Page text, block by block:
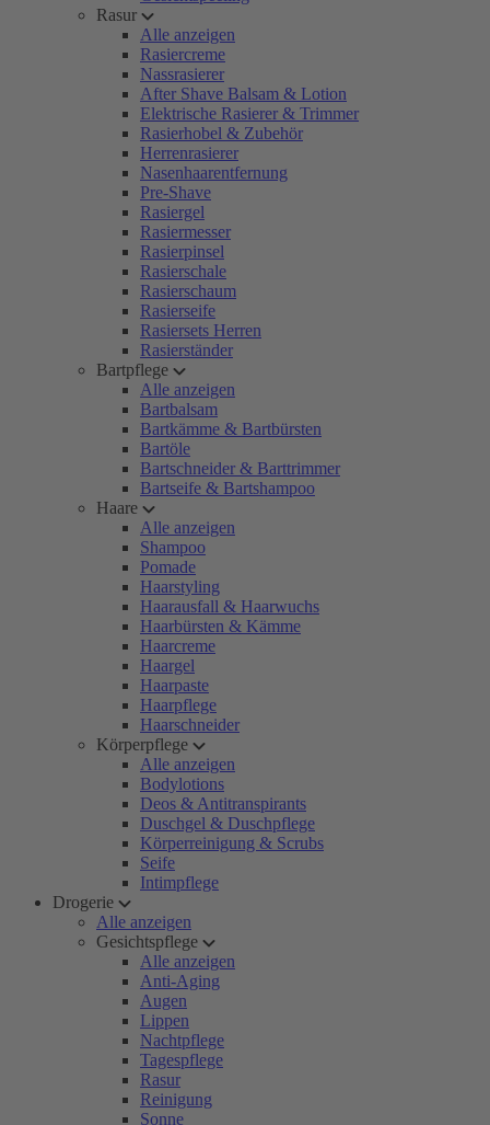
Rasur
Alle anzeigen
Rasiercreme
Nassrasierer
After Shave Balsam & Lotion
Elektrische Rasierer & Trimmer
Rasierhobel & Zubehör
Herrenrasierer
Nasenhaarentfernung
Pre-Shave
Rasiergel
Rasiermesser
Rasierpinsel
Rasierschale
Rasierschaum
Rasierseife
Rasiersets Herren
Rasierständer
Bartpflege
Alle anzeigen
Bartbalsam
Bartkämme & Bartbürsten
Bartöle
Bartschneider & Barttrimmer
Bartseife & Bartshampoo
Haare
Alle anzeigen
Shampoo
Pomade
Haarstyling
Haarausfall & Haarwuchs
Haarbürsten & Kämme
Haarcreme
Haargel
Haarpaste
Haarpflege
Haarschneider
Körperpflege
Alle anzeigen
Bodylotions
Deos & Antitranspirants
Duschgel & Duschpflege
Körperreinigung & Scrubs
Seife
Intimpflege
Drogerie
Alle anzeigen
Gesichtspflege
Alle anzeigen
Anti-Aging
Augen
Lippen
Nachtpflege
Tagespflege
Rasur
Reinigung
Sonne